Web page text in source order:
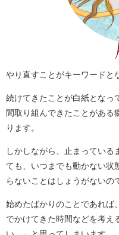
やり直すことがキーワードと
続けてきたことが白紙となっ
間取り組んできたことがある
ります。
しかしながら、止まってい
ても、いつまでも動かない状
らないことはしょうがないの
始めたばかりのことであれば
でかけてきた時間などを考え